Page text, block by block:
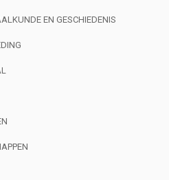
EN GESCHIEDENIS